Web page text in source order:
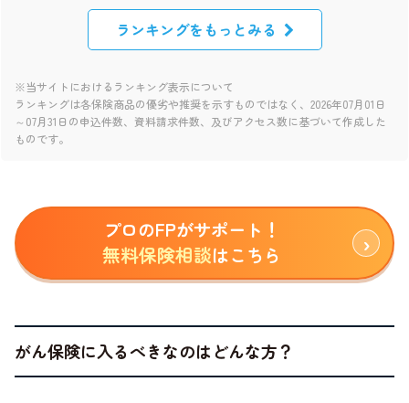
ランキングをもっとみる
※当サイトにおけるランキング表示について
ランキングは各保険商品の優劣や推奨を示すものではなく、2026年07月01日
～07月31日の申込件数、資料請求件数、及びアクセス数に基づいて作成した
ものです。
プロのFPがサポート！
無料保険相談はこちら
がん保険に入るべきなのはどんな方？